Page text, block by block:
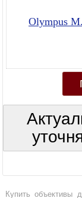
Olympus
Купить объективы